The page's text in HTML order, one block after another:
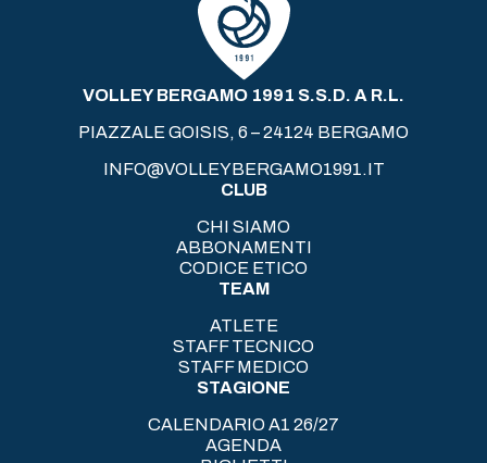
VOLLEY BERGAMO 1991 S.S.D. A R.L.
PIAZZALE GOISIS, 6 – 24124 BERGAMO
INFO@VOLLEYBERGAMO1991.IT
CLUB
CHI SIAMO
ABBONAMENTI
CODICE ETICO
TEAM
ATLETE
STAFF TECNICO
STAFF MEDICO
STAGIONE
CALENDARIO A1 26/27
AGENDA